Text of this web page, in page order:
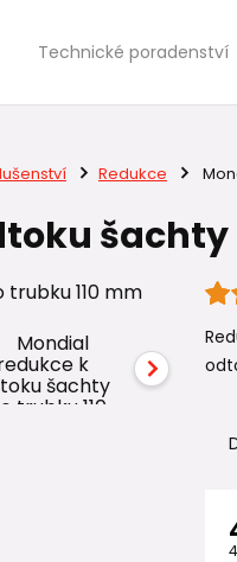
Technické poradenství
Redukce
šachty